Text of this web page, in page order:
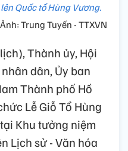
Quốc tổ Hùng Vương.
Ảnh: Trung Tuyến - TTXVN
Thành ủy, Hội
dân, Ủy ban
Thành phố Hồ
Lễ Giỗ Tổ Hùng
Khu tưởng niệm
Lịch sử - Văn hóa